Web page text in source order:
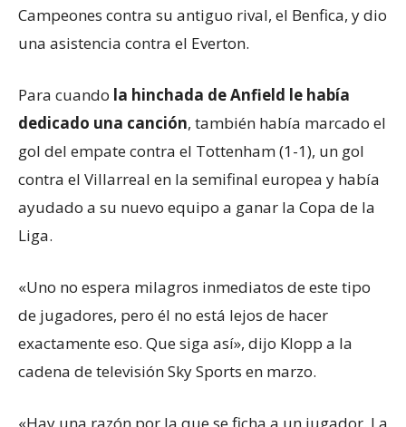
Campeones contra su antiguo rival, el Benfica, y dio
una asistencia contra el Everton.
Para cuando la hinchada de Anfield le había
dedicado una canción, también había marcado el
gol del empate contra el Tottenham (1-1), un gol
contra el Villarreal en la semifinal europea y había
ayudado a su nuevo equipo a ganar la Copa de la
Liga.
«Uno no espera milagros inmediatos de este tipo
de jugadores, pero él no está lejos de hacer
exactamente eso. Que siga así», dijo Klopp a la
cadena de televisión Sky Sports en marzo.